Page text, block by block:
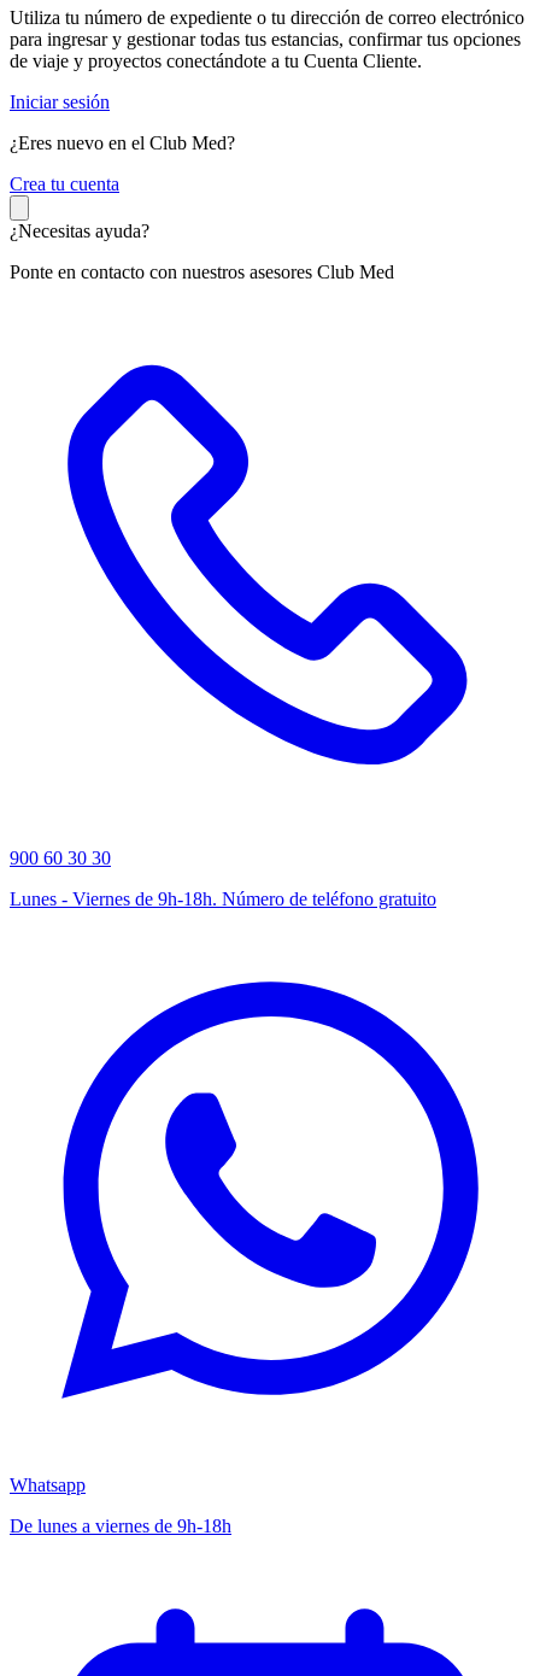
Utiliza tu número de expediente o tu dirección de correo electrónico
para ingresar y gestionar todas tus estancias, confirmar tus opciones
de viaje y proyectos conectándote a tu Cuenta Cliente.
Iniciar sesión
¿Eres nuevo en el Club Med?
Crea tu cuenta
¿Necesitas ayuda?
Ponte en contacto con nuestros asesores Club Med
900 60 30 30
Lunes - Viernes de 9h-18h. Número de teléfono gratuito
Whatsapp
De lunes a viernes de 9h-18h